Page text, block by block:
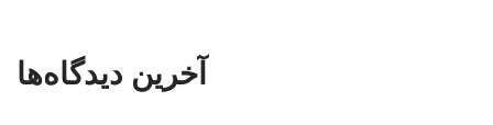
آخرین دیدگاه‌ها